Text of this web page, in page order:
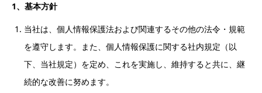
1、基本方針
当社は、個人情報保護法および関連するその他の法令・規範
を遵守します。また、個人情報保護に関する社内規定（以
下、当社規定）を定め、これを実施し、維持すると共に、継
続的な改善に努めます。